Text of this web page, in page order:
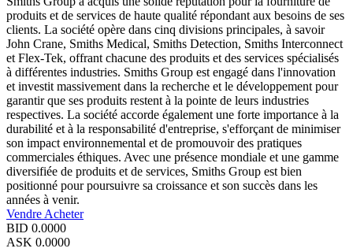
produits et de services de haute qualité répondant aux besoins de ses
clients. La société opère dans cinq divisions principales, à savoir
John Crane, Smiths Medical, Smiths Detection, Smiths Interconnect
et Flex-Tek, offrant chacune des produits et des services spécialisés
à différentes industries. Smiths Group est engagé dans l'innovation
et investit massivement dans la recherche et le développement pour
garantir que ses produits restent à la pointe de leurs industries
respectives. La société accorde également une forte importance à la
durabilité et à la responsabilité d'entreprise, s'efforçant de minimiser
son impact environnemental et de promouvoir des pratiques
commerciales éthiques. Avec une présence mondiale et une gamme
diversifiée de produits et de services, Smiths Group est bien
positionné pour poursuivre sa croissance et son succès dans les
années à venir.
Vendre Acheter
BID 0.0000
ASK 0.0000